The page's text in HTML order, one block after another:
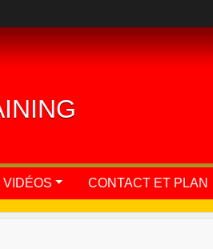
VIDÉOS CONTACT ET PLAN